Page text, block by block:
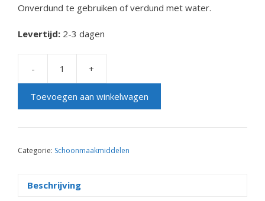
was: is:
Onverdund te gebruiken of verdund met water.
Levertijd: 2-3 dagen
-
1
Liter
aantal
+
Toevoegen aan winkelwagen
Categorie: Schoonmaakmiddelen
Beschrijving